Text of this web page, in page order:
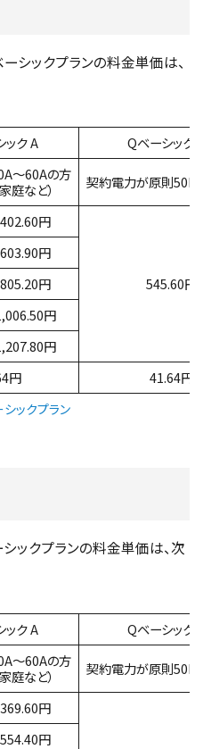
シックプランの料金単価は、
ック A Qベーシック
～60Aの方
庭など）
契約電力が原則
402.60円
545.60円
603.90円
805.20円
円
円
円 41.64円
ックプラン
ックプランの料金単価は、次
ック A Qベーシック
～60Aの方
庭など）
契約電力が原則
369.60円
554.40円